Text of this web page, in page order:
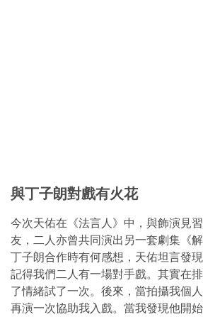
與丁子朗對戲有火花
今次天佑在《法言人》中，與飾演見
友，二人亦曾共同演出另一套劇集《
丁子朗合作時有何感想，天佑坦言發
記得我們二人有一場對手戲。其實在
了情緒試了一次。後來，當拍攝我個
再演一次協助我入戲。當我發現他開